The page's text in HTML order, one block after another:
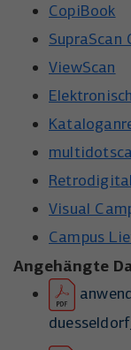
CopiBook
SupraScan
ViewScan
Visual
Campus
Angehängte